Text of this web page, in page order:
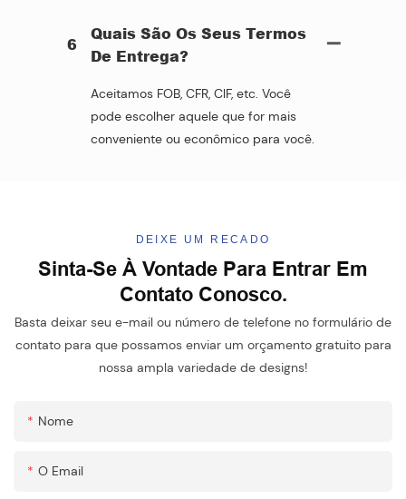
6
Quais São Os Seus Termos
De Entrega?
Aceitamos FOB, CFR, ClF, etc. Você
pode escolher aquele que for mais
conveniente ou econômico para você.
DEIXE UM RECADO
Sinta-Se À Vontade Para Entrar Em
Contato Conosco.
Basta deixar seu e-mail ou número de telefone no formulário de
contato para que possamos enviar um orçamento gratuito para
nossa ampla variedade de designs!
Nome
O Email